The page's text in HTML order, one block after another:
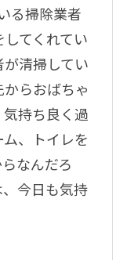
る掃除業者
てくれてい
清掃してい
らおばちゃ
持ち良く過
、トイレを
なんだろ
今日も気持